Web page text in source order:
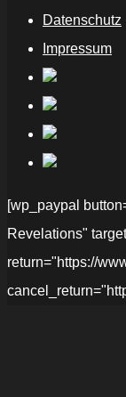
Datenschutz
Impressum
[wp_paypal
Revelations"
return="https://